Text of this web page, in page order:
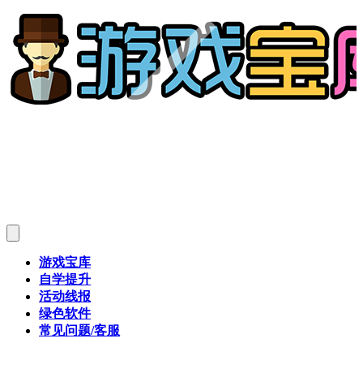
游戏宝库
自学提升
活动线报
绿色软件
常见问题/客服